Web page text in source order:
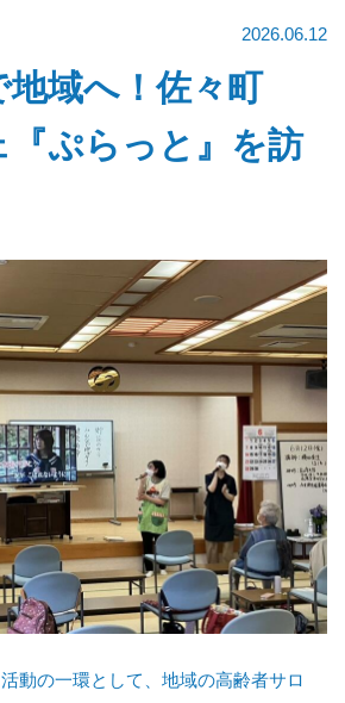
2026.06.12
地域へ！佐々町
『ぷらっと』を訪
動の一環として、地域の高齢者サロ